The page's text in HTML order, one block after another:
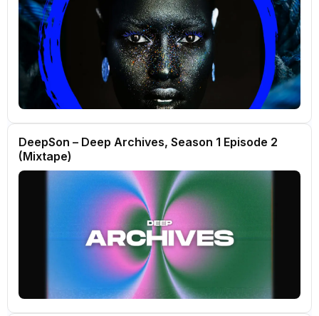
DeepSon – Deep Archives, Season 1 Episode 2
(Mixtape)